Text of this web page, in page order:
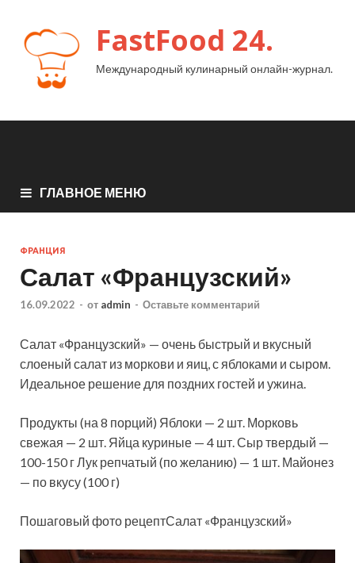
FastFood 24.
Международный кулинарный онлайн-журнал.
ГЛАВНОЕ МЕНЮ
ФРАНЦИЯ
Салат «Французский»
16.09.2022 - от admin - Оставьте комментарий
Салат «Французский» — очень быстрый и вкусный
слоеный салат из моркови и яиц, с яблоками и сыром.
Идеальное решение для поздних гостей и ужина.
Продукты (на 8 порций) Яблоки — 2 шт. Морковь
свежая — 2 шт. Яйца куриные — 4 шт. Сыр твердый —
100-150 г Лук репчатый (по желанию) — 1 шт. Майонез
— по вкусу (100 г)
Пошаговый фото рецептСалат «Французский»